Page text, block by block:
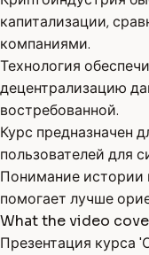
капитализации,
компаниями.
Технология
децентрализацию
востребованной.
Курс предназначен
пользователей для
Понимание истории
помогает лучше
What the video
Презентация курса